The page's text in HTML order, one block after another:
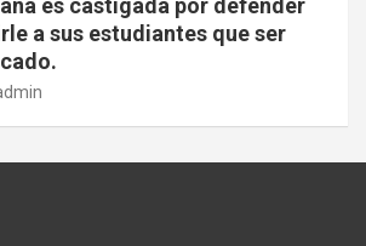
a sus estudiantes que ser